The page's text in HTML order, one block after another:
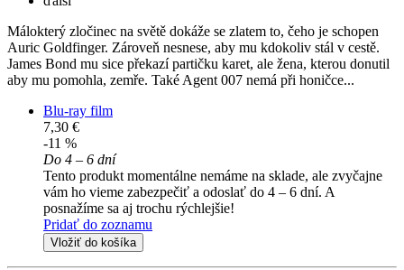
Málokterý zločinec na světě dokáže se zlatem to, čeho je schopen
Auric Goldfinger. Zároveň nesnese, aby mu kdokoliv stál v cestě.
James Bond mu sice překazí partičku karet, ale žena, kterou donutil
aby mu pomohla, zemře. Také Agent 007 nemá při honičce...
Blu-ray film
7,30 €
-11 %
Do 4 – 6 dní
Tento produkt momentálne nemáme na sklade, ale zvyčajne
vám ho vieme zabezpečiť a odoslať do 4 – 6 dní. A
posnažíme sa aj trochu rýchlejšie!
Pridať do zoznamu
Vložiť do košíka